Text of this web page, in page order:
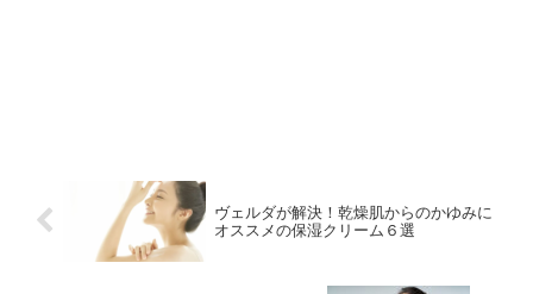
ヴェルダが解決！乾燥肌からのかゆみに
オススメの保湿クリーム６選